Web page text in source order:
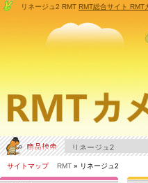
リネージュ2 RMT RMT総合サイト RMT
サイトマップ RMT » リネージュ2